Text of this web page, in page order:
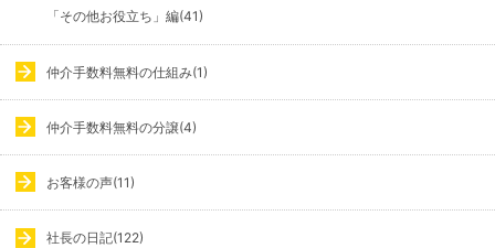
「その他お役立ち」編(41)
仲介手数料無料の仕組み(1)
仲介手数料無料の分譲(4)
お客様の声(11)
社長の日記(122)